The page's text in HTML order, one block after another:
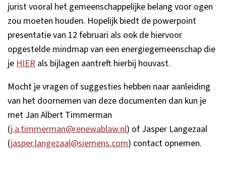
jurist vooral het gemeenschappelijke belang voor ogen
zou moeten houden. Hopelijk biedt de powerpoint
presentatie van 12 februari als ook de hiervoor
opgestelde mindmap van een energiegemeenschap die
jeHIER als bijlagen aantreft hierbij houvast.
Mocht je vragen of suggesties hebben naar aanleiding
van het doornemen van deze documenten dan kun je
met Jan Albert Timmerman
(j.a.timmerman@renewablaw.nl) of Jasper Langezaal
(jasper.langezaal@siemens.com) contact opnemen.